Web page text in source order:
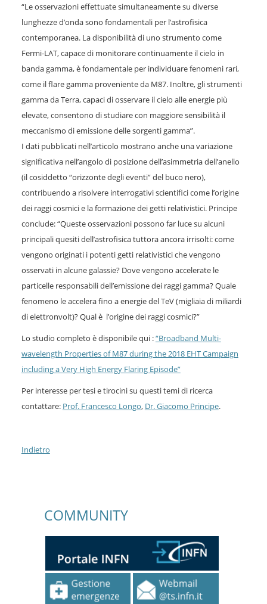
“Le osservazioni effettuate simultaneamente su diverse
lunghezze d’onda sono fondamentali per l’astrofisica
contemporanea. La disponibilità di uno strumento come
Fermi-LAT, capace di monitorare continuamente il cielo in
banda gamma, è fondamentale per individuare fenomeni rari,
come il flare gamma proveniente da M87. Inoltre, gli strumenti
gamma da Terra, capaci di osservare il cielo alle energie più
elevate, consentono di studiare con maggiore sensibilità il
meccanismo di emissione delle sorgenti gamma”.
I dati pubblicati nell’articolo mostrano anche una variazione
significativa nell’angolo di posizione dell’asimmetria dell’anello
(il cosiddetto “orizzonte degli eventi” del buco nero),
contribuendo a risolvere interrogativi scientifici come l’origine
dei raggi cosmici e la formazione dei getti relativistici. Principe
conclude: “Queste osservazioni possono far luce su alcuni
principali quesiti dell’astrofisica tuttora ancora irrisolti: come
vengono originati i potenti getti relativistici che vengono
osservati in alcune galassie? Dove vengono accelerate le
particelle responsabili dell’emissione dei raggi gamma? Quale
fenomeno le accelera fino a energie del TeV (migliaia di miliardi
di elettronvolt)? Qual è l’origine dei raggi cosmici?”
Lo studio completo è disponibile qui :“Broadband Multi-
wavelength Properties of M87 during the 2018 EHT Campaign
including a Very High Energy Flaring Episode”
Per interesse per tesi e tirocini su questi temi di ricerca
contattare: Prof. Francesco Longo, Dr. Giacomo Principe.
Indietro
COMMUNITY